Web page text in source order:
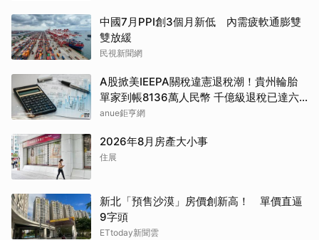
中國7月PPI創3個月新低 內需疲軟通膨雙
雙放緩
民視新聞網
A股掀美IEEPA關稅違憲退稅潮！貴州輪胎
單家到帳8136萬人民幣 千億級退稅已達六
成
anue鉅亨網
2026年8月房產大小事
住展
新北「預售沙漠」房價創新高！ 單價直逼
9字頭
ETtoday新聞雲